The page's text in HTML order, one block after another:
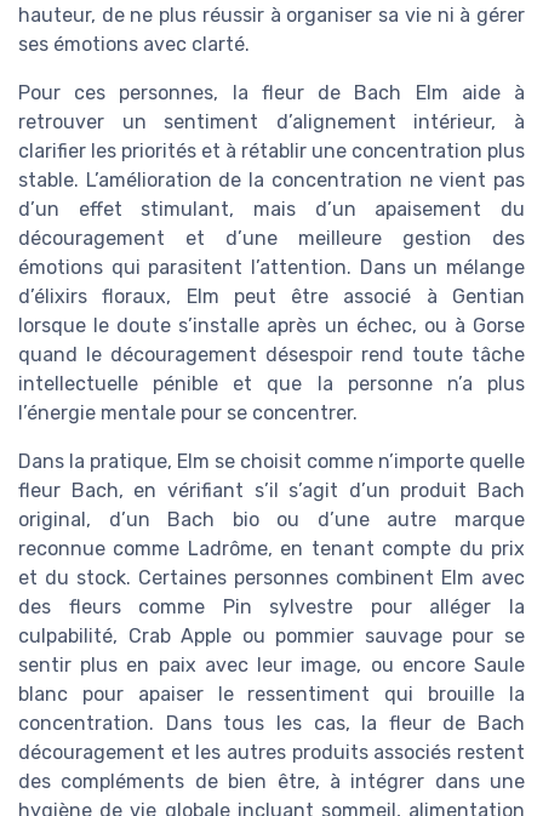
hauteur, de ne plus réussir à organiser sa vie ni à gérer
ses émotions avec clarté.
Pour ces personnes, la fleur de Bach Elm aide à
retrouver un sentiment d’alignement intérieur, à
clarifier les priorités et à rétablir une concentration plus
stable. L’amélioration de la concentration ne vient pas
d’un effet stimulant, mais d’un apaisement du
découragement et d’une meilleure gestion des
émotions qui parasitent l’attention. Dans un mélange
d’élixirs floraux, Elm peut être associé à Gentian
lorsque le doute s’installe après un échec, ou à Gorse
quand le découragement désespoir rend toute tâche
intellectuelle pénible et que la personne n’a plus
l’énergie mentale pour se concentrer.
Dans la pratique, Elm se choisit comme n’importe quelle
fleur Bach, en vérifiant s’il s’agit d’un produit Bach
original, d’un Bach bio ou d’une autre marque
reconnue comme Ladrôme, en tenant compte du prix
et du stock. Certaines personnes combinent Elm avec
des fleurs comme Pin sylvestre pour alléger la
culpabilité, Crab Apple ou pommier sauvage pour se
sentir plus en paix avec leur image, ou encore Saule
blanc pour apaiser le ressentiment qui brouille la
concentration. Dans tous les cas, la fleur de Bach
découragement et les autres produits associés restent
des compléments de bien être, à intégrer dans une
hygiène de vie globale incluant sommeil, alimentation